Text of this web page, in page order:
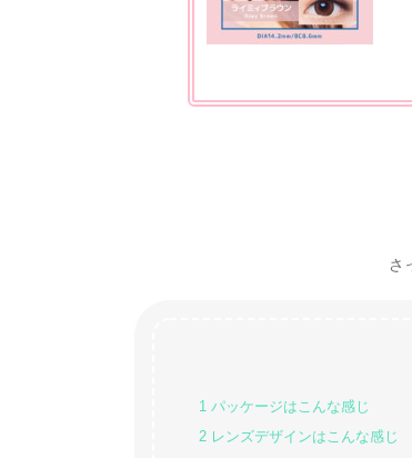
さ
1パッケージはこんな感じ
2レンズデザインはこんな感じ